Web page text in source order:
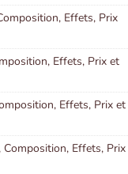
Effets, Prix
Effets, Prix et
Effets, Prix et
Composition, Effets, Prix